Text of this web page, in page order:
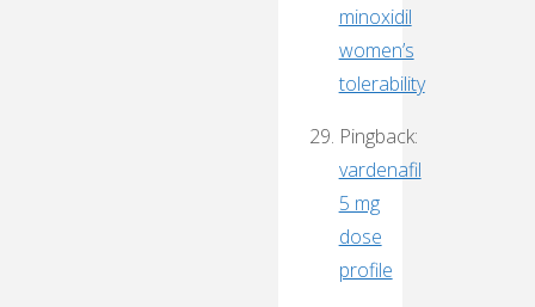
minoxidil
women’s
tolerability
Pingback:
vardenafil
5 mg
dose
profile